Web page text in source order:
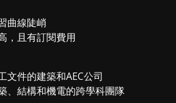
曲線陡峭
，且有訂閱費用
文件的建築和AEC公司
、結構和機電的跨學科團隊